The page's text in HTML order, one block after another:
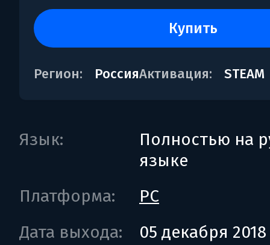
купить
Регион: РоссияАктивация: STEAM
Язык:
Полностью на
языке
Платформа:
PC
Дата выхода:
05 декабря 2018